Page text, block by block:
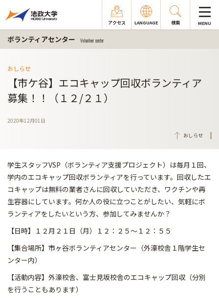
アクセス LANGUAGE 検索 MENU
ボランティアセンター Volunteer center
おしらせ
【市ケ谷】エコキャップ回収ボランティア
募集！！（１２/２１）
2020年12月01日
おしらせ
学生スタッフVSP（ボランティア支援プロジェクト）は毎月１回、
学内のエコキャップ回収ボランティアを行っています。回収したエ
コキャップは無料の業者さんに回収していただき、ワクチンや再
生容器にしています。何か人の役に立つことがしたい、気軽にボ
ランティアをしたいという方、参加してみませんか？
【日時】１２月２１日（月）１２：２５～１２：５５
【集合場所】市ヶ谷ボランティアセンター（外濠校舎１階学生セ
ンター内）
【活動内容】外濠校舎、富士見坂校舎のエコキャップ回収（分別
を行うこともあります）